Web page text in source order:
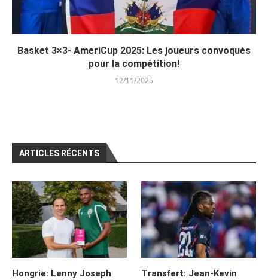
Basket 3×3- AmeriCup 2025: Les joueurs convoqués
pour la compétition!
12/11/2025
ARTICLES RÉCENTS
Hongrie: Lenny Joseph
Transfert: Jean-Kevin